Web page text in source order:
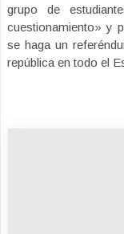
grupo de
cuestionamiento» y
se haga un
república en todo el